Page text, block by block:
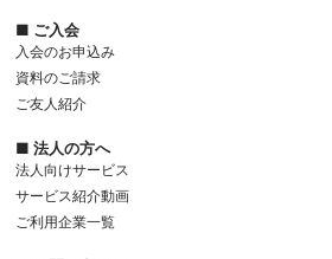
■ ご入会
入会のお申込み
資料のご請求
ご友人紹介
■ 法人の方へ
法人向けサービス
サービス紹介動画
ご利用企業一覧